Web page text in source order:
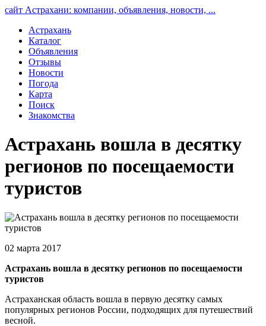
сайт Астрахани: компании, объявления, новости, ...
Астрахань
Каталог
Объявления
Отзывы
Новости
Погода
Карта
Поиск
Знакомства
Астрахань вошла в десятку
регионов по посещаемости
туристов
02 марта 2017
Астрахань вошла в десятку регионов по посещаемости
туристов
Астраханская область вошла в первую десятку самых
популярных регионов России, подходящих для путешествий
весной.